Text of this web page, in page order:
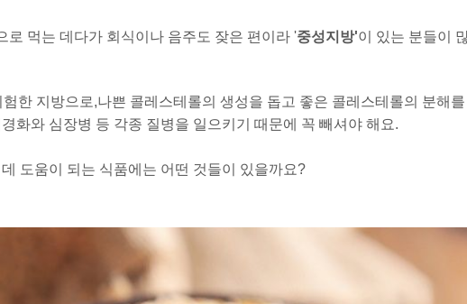
로 먹는 데다가 회식이나 음주도 잦은 편이라 '중성지방'이 있는 분들이
한 지방으로,나쁜 콜레스테롤의 생성을 돕고 좋은 콜레스테롤의 분해를
화와 심장병 등 각종 질병을 일으키기 때문에 꼭 빼셔야 해요.
도움이 되는 식품에는 어떤 것들이 있을까요?